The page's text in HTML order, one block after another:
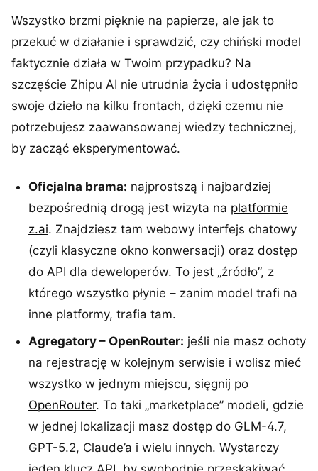
Wszystko brzmi pięknie na papierze, ale jak to
przekuć w działanie i sprawdzić, czy chiński model
faktycznie działa w Twoim przypadku? Na
szczęście Zhipu AI nie utrudnia życia i udostępniło
swoje dzieło na kilku frontach, dzięki czemu nie
potrzebujesz zaawansowanej wiedzy technicznej,
by zacząć eksperymentować.
Oficjalna brama: najprostszą i najbardziej
bezpośrednią drogą jest wizyta na platformie
z.ai. Znajdziesz tam webowy interfejs chatowy
(czyli klasyczne okno konwersacji) oraz dostęp
do API dla deweloperów. To jest „źródło”, z
którego wszystko płynie – zanim model trafi na
inne platformy, trafia tam.
Agregatory – OpenRouter: jeśli nie masz ochoty
na rejestrację w kolejnym serwisie i wolisz mieć
wszystko w jednym miejscu, sięgnij po
OpenRouter. To taki „marketplace” modeli, gdzie
w jednej lokalizacji masz dostęp do GLM-4.7,
GPT-5.2, Claude’a i wielu innych. Wystarczy